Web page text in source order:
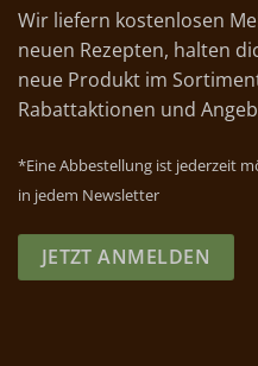
Wir liefern kostenlosen
neuen Rezepten, halten
neue Produkt im
Rabattaktionen und
*Eine Abbestellung ist jederzeit
in jedem Newsletter
JETZT ANMELDEN